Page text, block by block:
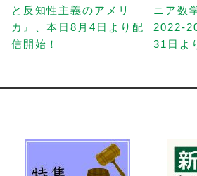
と反知性主義のアメリ
カ』、本日8月4日より配
信開始！
ニア数
2022-
31日よ